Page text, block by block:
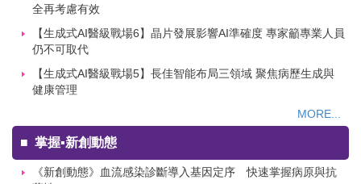
全再考慮有效
【生成式AI醫級戰場6】晶片發展影響AI準確度 專家籲專業人員
仍不可取代
【生成式AI醫級戰場5】長佳智能布局三領域 聚焦病歷生成與
健康管理
MORE...
■ 掌握▪新創動態
《新創動態》血流感染診斷導入基因定序 快速掌握病原與抗